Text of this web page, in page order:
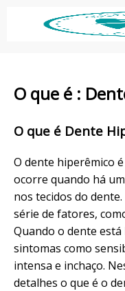
O que é :
O que é Dente
O dente hiperêmico
ocorre quando há
nos tecidos do
série de fatores,
Quando o dente
sintomas como
intensa e inchaço.
detalhes o que é o